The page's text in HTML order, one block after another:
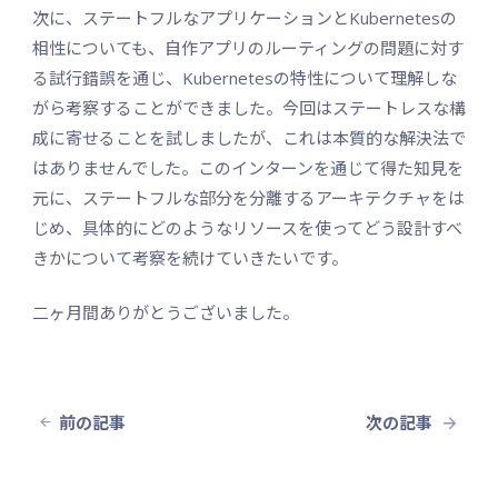
次に、ステートフルなアプリケーションとKubernetesの
相性についても、自作アプリのルーティングの問題に対す
る試行錯誤を通じ、Kubernetesの特性について理解しな
がら考察することができました。今回はステートレスな構
成に寄せることを試しましたが、これは本質的な解決法で
はありませんでした。このインターンを通じて得た知見を
元に、ステートフルな部分を分離するアーキテクチャをは
じめ、具体的にどのようなリソースを使ってどう設計すべ
きかについて考察を続けていきたいです。
二ヶ月間ありがとうございました。
前の記事 次の記事